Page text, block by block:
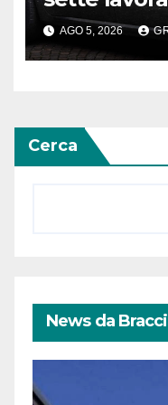
AGO 5, 2026
Cerca
News da